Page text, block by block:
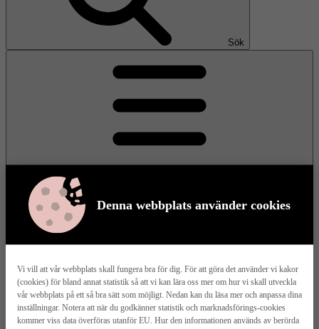
Denna webbplats använder cookies
Vi vill att vår webbplats skall fungera bra för dig. För att göra det använder vi kakor
(cookies) för bland annat statistik så att vi kan lära oss mer om hur vi skall utveckla
vår webbplats på ett så bra sätt som möjligt. Nedan kan du läsa mer och anpassa dina
inställningar. Notera att när du godkänner statistik och marknadsförings-cookies
kommer viss data överföras utanför EU. Hur den informationen används av berörda
Sök
Meny
Våra husmodeller